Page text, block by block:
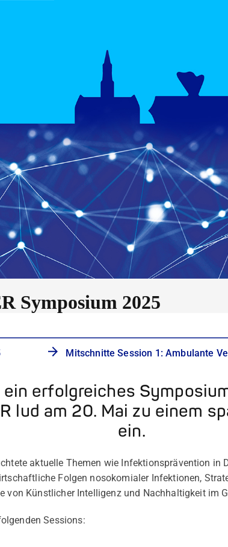
Symposium 2025
Mitschnitte Session 1: Ambulante
erfolgreiches
lud am 20. Mai zu einem
ein.
aktuelle Themen wie Infektionsprävention in
Folgen nosokomialer Infektionen,
von Künstlicher Intelligenz und Nachhaltigkeit im
Sessions: